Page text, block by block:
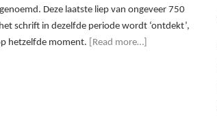
Deze laatste liep van ongeveer 750
schrift in dezelfde periode wordt ‘ontdekt’,
hetzelfde moment.
[Read more…]